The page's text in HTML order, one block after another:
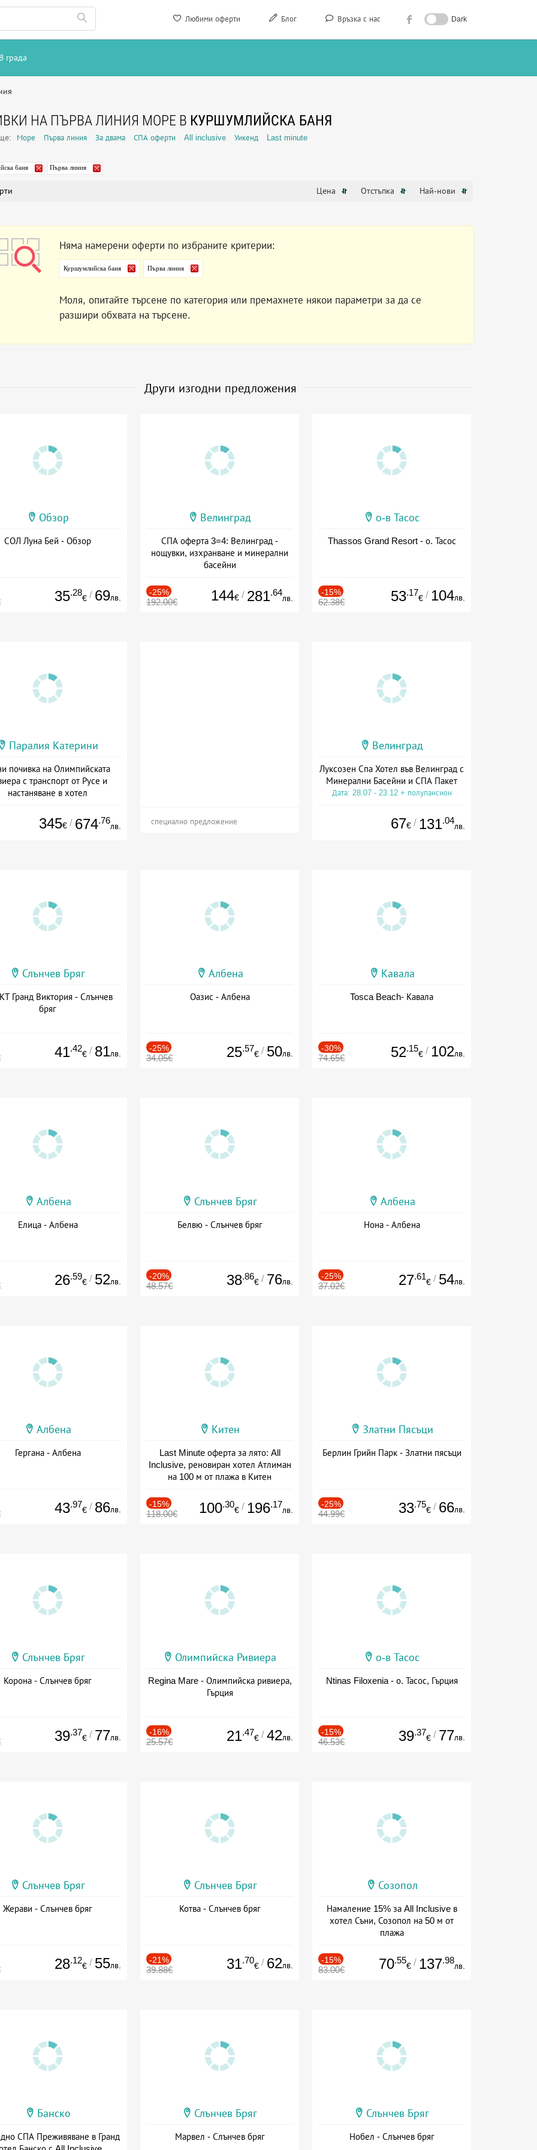
Любими оферти Блог Връзка с нас Dark
В града
НА ПЪРВА ЛИНИЯ МОРЕ В КУРШУМЛИЙСКА БАНЯ
Море Първа линия За двама СПА оферти All inclusive Уикенд Last minute
баня Първа линия
Цена Отстъпка Най-нови
Няма намерени оферти по избраните критерии:
Куршумлийска баня Първа линия
Моля, опитайте търсене по категория или премахнете някои параметри за да се
разшири обхвата на търсене.
Други изгодни предложения
Обзор
СОЛ Луна Бей - Обзор
35.28
€ / 69лв.
Велинград
СПА оферта 3=4: Велинград -
нощувки, изхранване и минерални
басейни
-25%
192.00€ 144€ / 281.64
лв.
о-в Тасос
Thassos Grand Resort - о. Тасос
-15%
62.38€ 53.17
€ / 104лв.
Паралия Катерини
почивка на Олимпийската
с транспорт от Русе и
настаняване в хотел
345€ / 674.76
лв. специално предложение
Велинград
Луксозен Спа Хотел във Велинград с
Минерални Басейни и СПА Пакет
Дата: 28.07 - 23.12 + полупансион
67€ / 131.04
лв.
Слънчев Бряг
Гранд Виктория - Слънчев
бряг
41.42
€ / 81лв.
Албена
Оазис - Албена
-25%
34.05€ 25.57
€ / 50лв.
Кавала
Tosca Beach- Кавала
-30%
74.65€ 52.15
€ / 102лв.
Албена
Елица - Албена
26.59
€ / 52лв.
Слънчев Бряг
Белвю - Слънчев бряг
-20%
48.57€ 38.86
€ / 76лв.
Албена
Нона - Албена
-25%
37.02€ 27.61
€ / 54лв.
Албена
Гергана - Албена
43.97
€ / 86лв.
Китен
Last Minute оферта за лято: All
Inclusive, реновиран хотел Атлиман
на 100 м от плажа в Китен
-15%
118.00€ 100.30
€ / 196.17
лв.
Златни Пясъци
Берлин Грийн Парк - Златни пясъци
-25%
44.99€ 33.75
€ / 66лв.
Слънчев Бряг
Корона - Слънчев бряг
39.37
€ / 77лв.
Олимпийска Ривиера
Regina Mare - Олимпийска ривиера,
Гърция
-16%
25.57€ 21.47
€ / 42лв.
о-в Тасос
Ntinas Filoxenia - о. Тасос, Гърция
-15%
46.53€ 39.37
€ / 77лв.
Слънчев Бряг
Жерави - Слънчев бряг
28.12
€ / 55лв.
Слънчев Бряг
Котва - Слънчев бряг
-21%
39.88€ 31.70
€ / 62лв.
Созопол
Намаление 15% за All Inclusive в
хотел Съни, Созопол на 50 м от
плажа
-15%
83.00€ 70.55
€ / 137.98
лв.
Банско
СПА Преживяване в Гранд
Слънчев Бряг
Марвел - Слънчев бряг
Слънчев Бряг
Нобел - Слънчев бряг